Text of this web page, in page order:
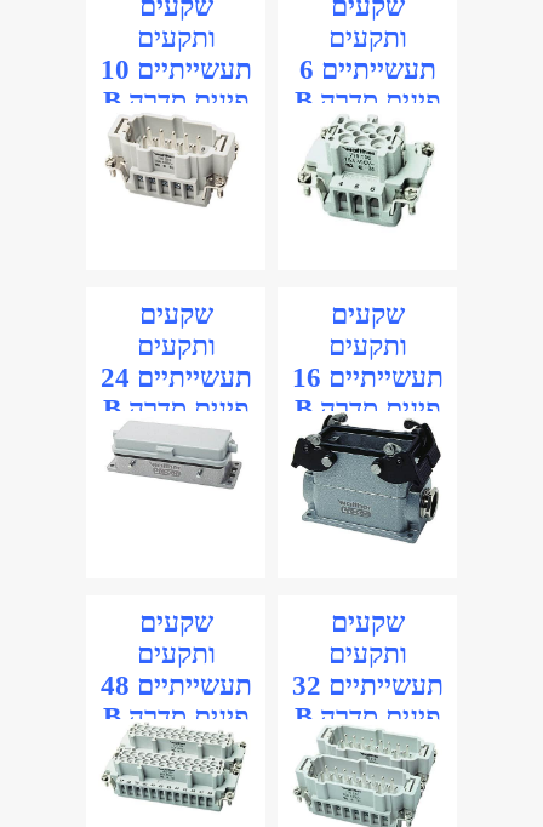
שקעים
ותקעים
תעשייתיים 6
פינים סדרה B
שקעים
ותקעים
תעשייתיים 10
פינים סדרה B
שקעים
ותקעים
תעשייתיים 16
פינים סדרה B
שקעים
ותקעים
תעשייתיים 24
פינים סדרה B
שקעים
ותקעים
תעשייתיים 32
פינים סדרה B
שקעים
ותקעים
תעשייתיים 48
פינים סדרה B